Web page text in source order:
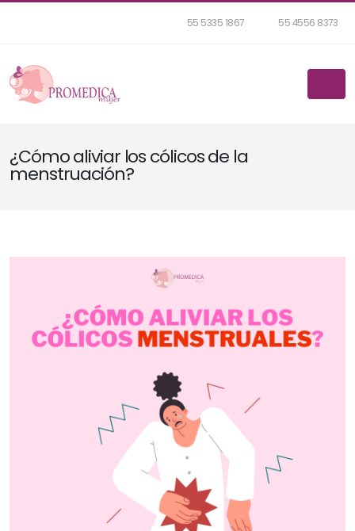
55 5335 1867 55 4556 8373
¿Cómo aliviar los cólicos de la
menstruación?